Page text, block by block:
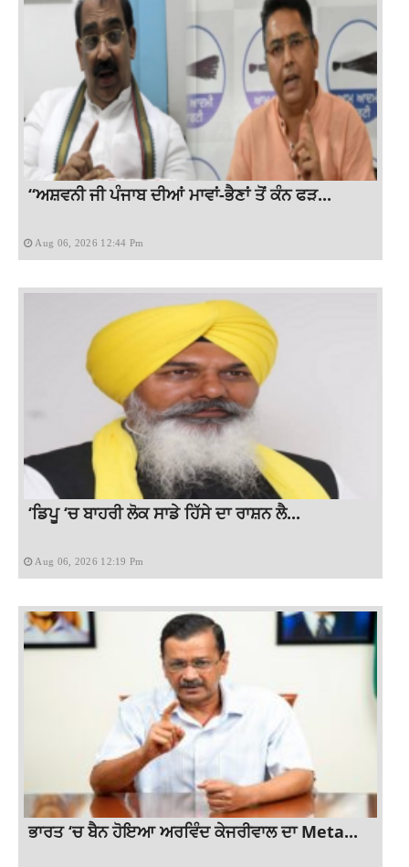
“ਅਸ਼ਵਨੀ ਜੀ ਪੰਜਾਬ ਦੀਆਂ ਮਾਵਾਂ-ਭੈਣਾਂ ਤੋਂ ਕੰਨ ਫੜ...
Aug 06, 2026 12:44 Pm
‘ਡਿਪੂ ‘ਚ ਬਾਹਰੀ ਲੋਕ ਸਾਡੇ ਹਿੱਸੇ ਦਾ ਰਾਸ਼ਨ ਲੈ...
Aug 06, 2026 12:19 Pm
ਭਾਰਤ ‘ਚ ਬੈਨ ਹੋਇਆ ਅਰਵਿੰਦ ਕੇਜਰੀਵਾਲ ਦਾ Meta...